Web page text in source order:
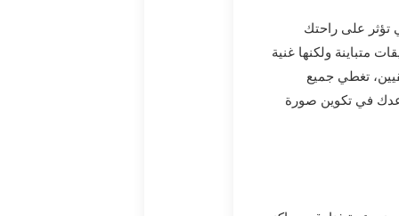
تؤثر على راحتك
متباينة ولكنها غنية
تغطي جميع
في تكوين صورة